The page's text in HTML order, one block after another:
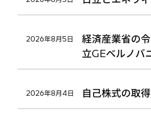
2026年8月5日
経済産業省の
立GEベルノバ
2026年8月4日 自己株式の取